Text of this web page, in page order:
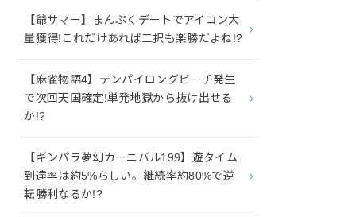
【爺サマー】まんぷくデートでアイコン大
量獲得!これだけあれば二択も楽勝だよね!?
【麻雀物語4】テンパイロングビーチ発生
で次回天国確定!単発地獄から抜け出せる
か!?
【ギンパラ夢幻カーニバル199】遊タイム
到達率は約5%らしい。継続率約80%で逆
転勝利なるか!?